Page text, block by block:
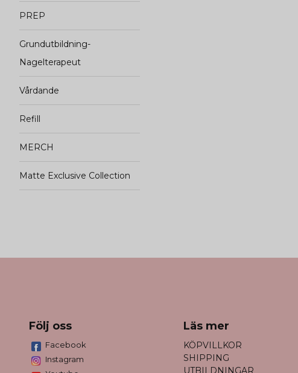
PREP
Grundutbildning-
Nagelterapeut
Vårdande
Refill
MERCH
Matte Exclusive Collection
Följ oss
Facebook
Instagram
Läs mer
KÖPVILLKOR
SHIPPING
UTBILDNINGAR